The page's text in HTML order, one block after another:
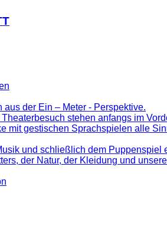
der Ein – Meter - Perspektive.
stehen anfangs im
mit gestischen Sprachspielen alle
und schließlich dem
der Natur, der Kleidung und